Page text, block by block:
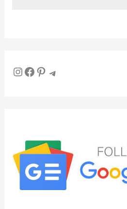
InstagramFacebook Pinterest Telegram